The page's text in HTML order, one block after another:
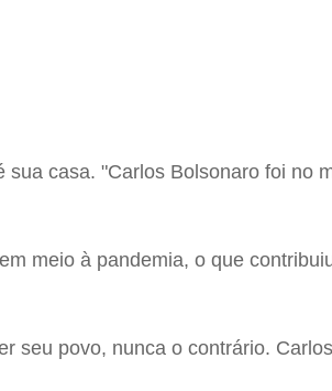
casa. "Carlos Bolsonaro foi no
meio à pandemia, o que
seu povo, nunca o contrário.